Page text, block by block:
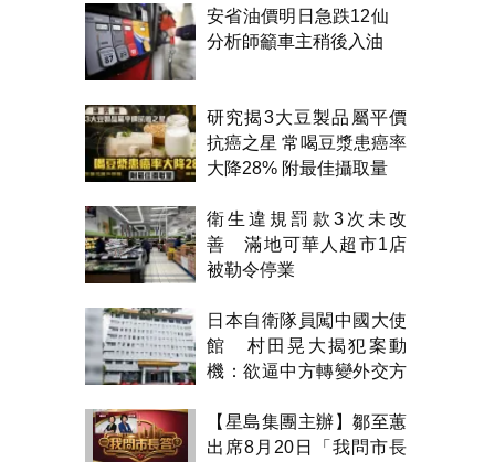
安省油價明日急跌12仙
分析師籲車主稍後入油
研究揭3大豆製品屬平價
抗癌之星 常喝豆漿患癌率
大降28% 附最佳攝取量
衛生違規罰款3次未改
善 滿地可華人超市1店
被勒令停業
日本自衛隊員闖中國大使
館 村田晃大揭犯案動
機：欲逼中方轉變外交方
【星島集團主辦】鄒至蕙
出席8月20日「我問市長